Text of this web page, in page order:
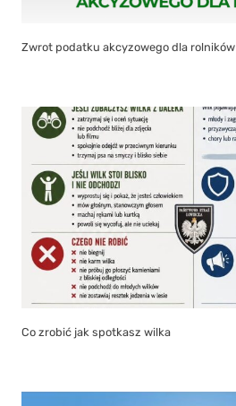
Zwrot podatku akcyzowego dla rolników
Co zrobić jak spotkasz wilka